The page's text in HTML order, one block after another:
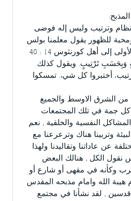
نظام وترتيب وليس إله فوضى
للظهور يقول معلمنا بولس
إلى أهل كورنثوس 14 : 40
وَبِحَسَبِ تَرْتِيبٍ. ويقول كذلك
أختبروا كل شيء. تمسكوا
من الشرق الاوسط والجميع
جمة في تلك المجتمعات
النفسية والخلقية , نعم
وتربينا هناك وترعرعنا مع
عن عاداتنا وتقاليدنا ولهذا
نقول الكل , هنالك البعض
وكأنه في مقهى أو شارع أو
هيبة الله وامام مذبحه المقدس
, لقد نشأنا في مجتمع